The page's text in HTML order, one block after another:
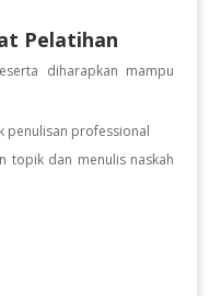
Pelatihan
diharapkan mampu
penulisan professional
topik dan menulis naskah